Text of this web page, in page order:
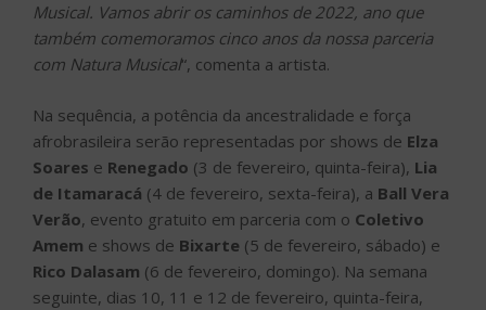
Musical. Vamos abrir os caminhos de 2022, ano que
também comemoramos cinco anos da nossa parceria
com Natura Musical“, comenta a artista.
Na sequência, a potência da ancestralidade e força
afrobrasileira serão representadas por shows de Elza
Soares e Renegado (3 de fevereiro, quinta-feira), Lia
de Itamaracá (4 de fevereiro, sexta-feira), a Ball Vera
Verão, evento gratuito em parceria com o Coletivo
Amem e shows de Bixarte (5 de fevereiro, sábado) e
Rico Dalasam (6 de fevereiro, domingo). Na semana
seguinte, dias 10, 11 e 12 de fevereiro, quinta-feira,